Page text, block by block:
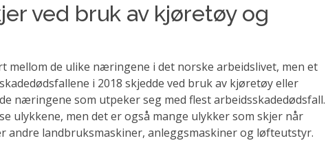
ved bruk av kjøretøy og
mellom de ulike næringene i det norske arbeidslivet, men et
i 2018 skjedde ved bruk av kjøretøy eller
næringene som utpeker seg med flest arbeidsskadedødsfall.
ulykkene, men det er også mange ulykker som skjer når
landbruksmaskiner, anleggsmaskiner og løfteutstyr.